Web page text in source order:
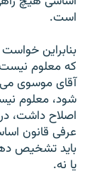
است.
بنابراین
که معلوم
آقای موسوی
شود، معلوم
اصلاح داشت،
عرفی قانون
باید تشخیص
یا نه.